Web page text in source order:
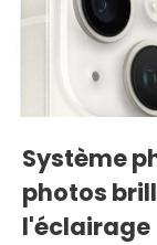
Système
photos
l'éclairage